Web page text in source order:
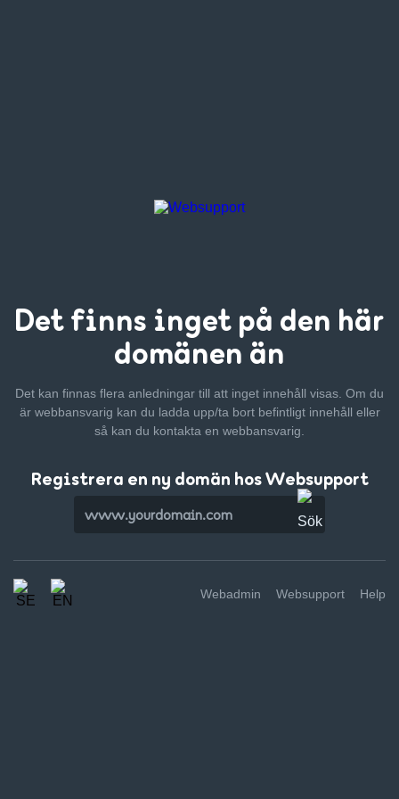
Det finns inget på den här
domänen än
Det kan finnas flera anledningar till att inget innehåll visas. Om du
är webbansvarig kan du ladda upp/ta bort befintligt innehåll eller
så kan du kontakta en webbansvarig.
Registrera en ny domän hos Websupport
Webadmin Websupport Help